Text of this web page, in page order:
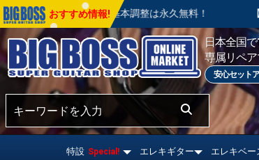
購入後の基本調整は永久無料！ 【セール開催
おすすめ情報!
日本全国
専属リペ
安心セット
特設 Special! エレキギター エレキベー